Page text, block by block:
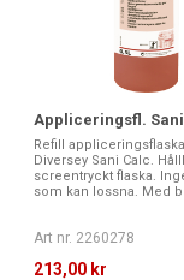
Appliceringsfl. Sani
Refill
Diversey Sani Calc.
screentryckt flaska.
som kan lossna. Med
Art nr. 2260278
213,00 kr